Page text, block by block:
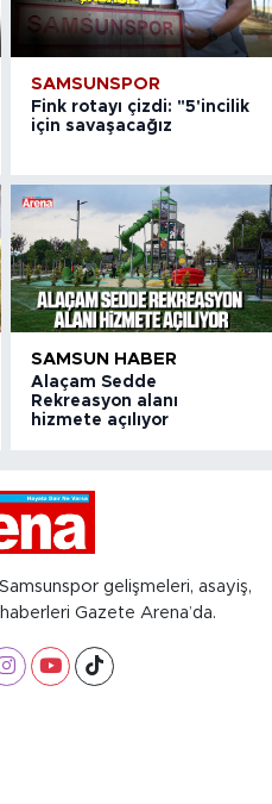
SAMSUNSPOR
Fink rotayı çizdi: "5'incilik
için savaşacağız
SAMSUN HABER
Alaçam Sedde
Rekreasyon alanı
hizmete açılıyor
gelişmeleri, asayiş,
Gazete Arena’da.